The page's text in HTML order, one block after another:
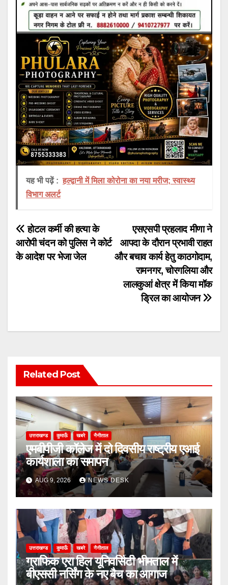
यह भी पढ़ें : हल्द्वानी में मिला कोरोना का नया मरीज; स्वास्थ्य
विभाग अलर्ट
Post
navigation
एसएसपी प्रहलाद मीणा ने
आपदा के दौरान प्रभावी राहत
और बचाव कार्य हेतु काठगोदाम,
रामनगर, चोरगलिया और
लालकुआं क्षेत्र में किया मॉक
ड्रिल का आयोजन
होटल कर्मी की हत्या के
आरोपी चंदन को पुलिस ने कोर्ट
के आदेश पर भेजा जेल
Related Post
उत्तराखण्ड कुमाऊँ खबरे नैनीताल
एमबीपीजी कॉलेज में दो दिवसीय राष्ट्रीय एआई
कार्यशाला का समापन
AUG 9, 2026 NEWS DESK
उत्तराखण्ड कुमाऊँ खबरे नैनीताल
ग्राफिक एरा हिल यूनिवर्सिटी भीमताल में
बीएससी नर्सिंग के नए बैच का आगाज